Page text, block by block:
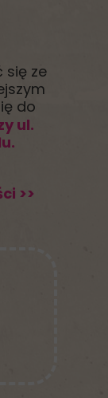
się ze
do
ul.
>>